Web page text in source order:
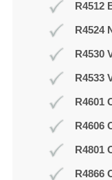
R4512
R4524
R4530
R4533
R4601
R4606
R4801
R4866